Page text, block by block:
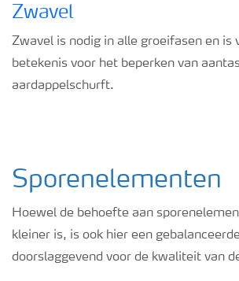
Zwavel
Zwavel is nodig in alle groeifasen en is
betekenis voor het beperken van
aardappelschurft.
Sporenelementen
Hoewel de behoefte aan
kleiner is, is ook hier een
doorslaggevend voor de kwaliteit van